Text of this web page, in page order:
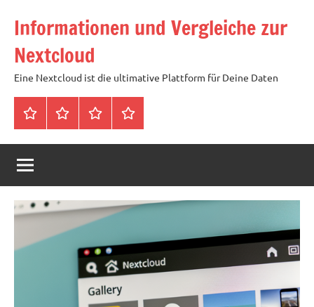
Inhalt
springen
Informationen und Vergleiche zur
Nextcloud
Eine Nextcloud ist die ultimative Plattform für Deine Daten
StartseiteNeuste
Artikel
Cloud
mit
Speicher
für
Euro
/
mtl
Tags